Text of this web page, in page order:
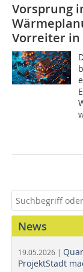
Vorsprung
Vorreiter in
News
19.05.2026 |
ProjektStadt